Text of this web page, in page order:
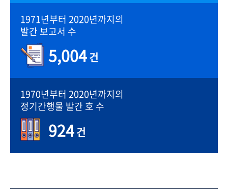
1971년부터 2020년까지의
발간 보고서 수
5,004건
1970년부터 2020년까지의
정기간행물 발간 호 수
924건